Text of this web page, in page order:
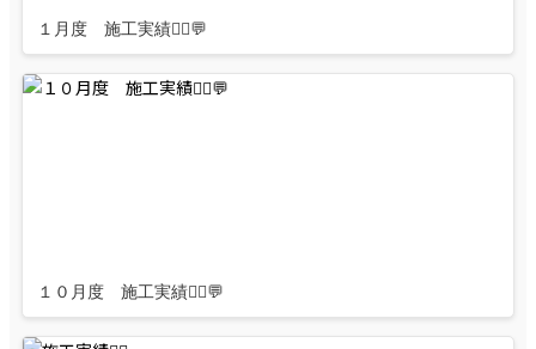
１月度 施工実績👷‍♂️💬
１０月度 施工実績👷‍♂️💬